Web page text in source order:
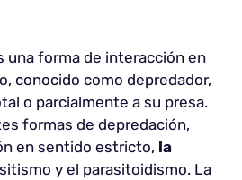
una forma de interacción en
conocido como depredador,
o parcialmente a su presa.
formas de depredación,
en sentido estricto, la
y el parasitoidismo. La